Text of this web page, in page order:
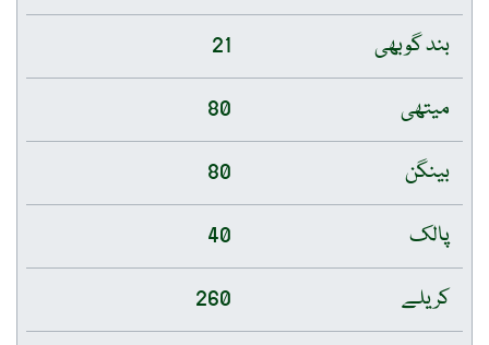
بند گوبھی
21
میتھی
80
بینگن
80
پالک
40
کریلے
260